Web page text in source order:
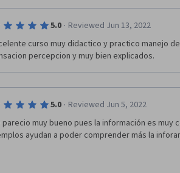
5.0 · Reviewed Jun 13, 2022
curso muy didactico y practico manejo
percepcion y muy bien explicados.
5.0 · Reviewed Jun 5, 2022
parecio muy bueno pues la información es muy
ayudan a poder comprender más la